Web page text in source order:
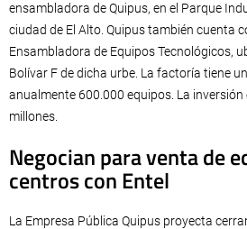
ensambladora de Quipus, en el Parque
ciudad de El Alto. Quipus también cuenta
Ensambladora de Equipos Tecnológicos,
Bolívar F de dicha urbe. La factoría tiene
anualmente 600.000 equipos. La inversión
millones.
Negocian para venta de
centros con Entel
La Empresa Pública Quipus proyecta